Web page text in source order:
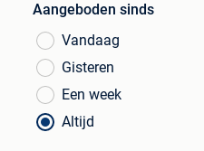
Aangeboden sinds
Vandaag
Gisteren
Een week
Altijd